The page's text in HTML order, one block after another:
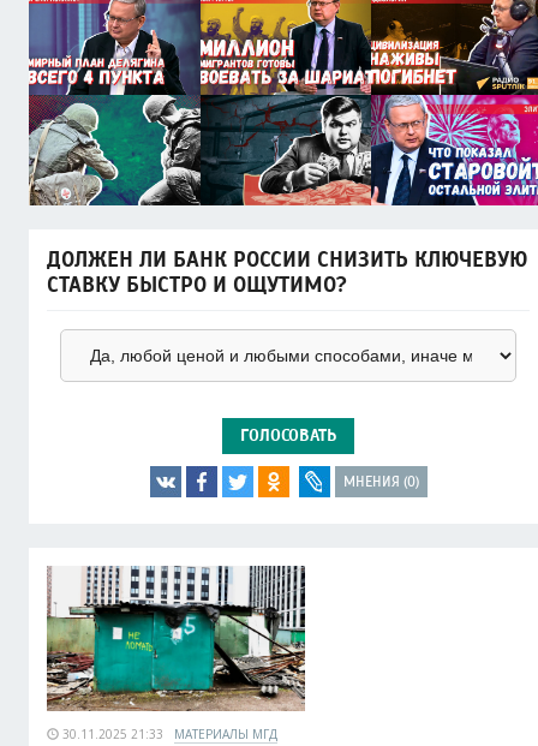
ДОЛЖЕН ЛИ БАНК РОССИИ СНИЗИТЬ КЛЮЧЕВУЮ
СТАВКУ БЫСТРО И ОЩУТИМО?
ГОЛОСОВАТЬ
МНЕНИЯ (0)
30.11.2025 21:33 МАТЕРИАЛЫ МГД